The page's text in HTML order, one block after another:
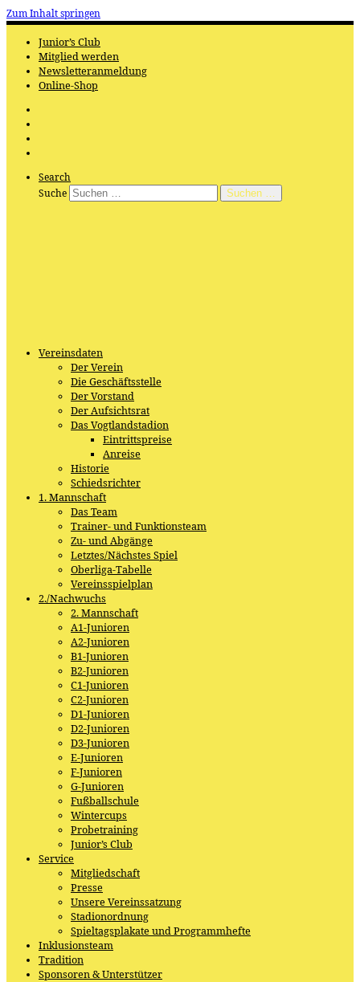
Zum Inhalt springen
Junior’s Club
Mitglied werden
Newsletteranmeldung
Online-Shop
Search
Suche
Suchen …
Vereinsdaten
Der Verein
Die Geschäftsstelle
Der Vorstand
Der Aufsichtsrat
Das Vogtlandstadion
Eintrittspreise
Anreise
Historie
Schiedsrichter
1. Mannschaft
Das Team
Trainer- und Funktionsteam
Zu- und Abgänge
Letztes/Nächstes Spiel
Oberliga-Tabelle
Vereinsspielplan
2./Nachwuchs
2. Mannschaft
A1-Junioren
A2-Junioren
B1-Junioren
B2-Junioren
C1-Junioren
C2-Junioren
D1-Junioren
D2-Junioren
D3-Junioren
E-Junioren
F-Junioren
G-Junioren
Fußballschule
Wintercups
Probetraining
Junior’s Club
Service
Mitgliedschaft
Presse
Unsere Vereinssatzung
Stadionordnung
Spieltagsplakate und Programmhefte
Inklusionsteam
Tradition
Sponsoren & Unterstützer